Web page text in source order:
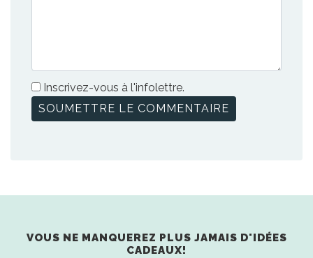
Inscrivez-vous à l'infolettre.
VOUS NE MANQUEREZ PLUS JAMAIS D'IDÉES
CADEAUX!